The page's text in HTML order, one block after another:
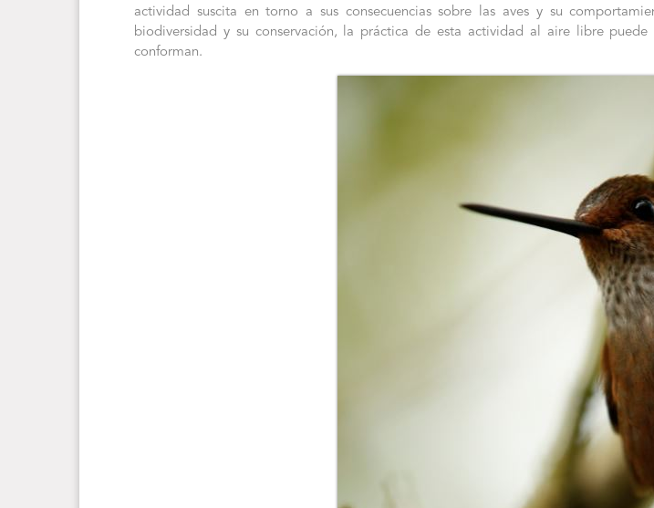
actividad suscita en torno a sus consecuencias sobre las aves y su
biodiversidad y su conservación, la práctica de esta actividad al aire libre
conforman.